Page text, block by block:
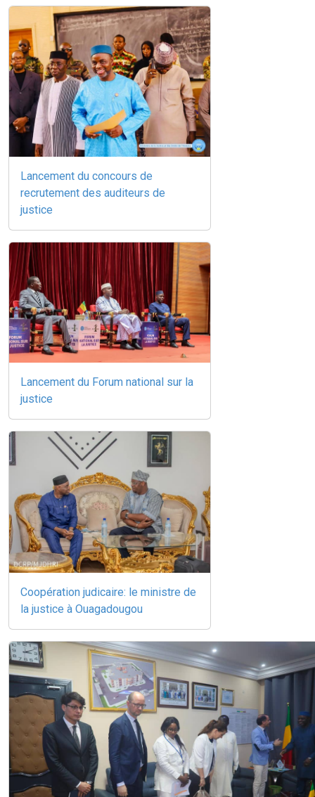
Lancement du concours de
recrutement des auditeurs de
justice
Lancement du Forum national sur la
justice
Coopération judicaire: le ministre de
la justice à Ouagadougou